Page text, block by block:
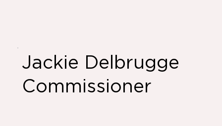
Jackie Delbrugge
Commissioner